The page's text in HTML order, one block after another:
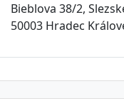
Bieblova 38/2,
50003 Hradec